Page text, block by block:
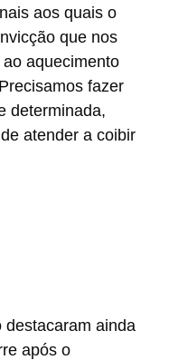
aos quais o
que nos
aquecimento
fazer
determinada,
atender a coibir
destacaram ainda
após o